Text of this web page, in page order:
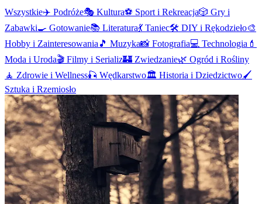
Wszystkie✈️ Podróże🎭 Kultura⚽ Sport i Rekreacja🎲 Gry i
Zabawki🍳 Gotowanie📚 Literatura💃 Taniec🛠️ DIY i Rękodzieło🎨
Hobby i Zainteresowania 🎵 Muzyka📸 Fotografia💻 Technologia 💄
Moda i Uroda🎬 Filmy i Serializ🏰 Zwiedzanie🌿 Ogród i Rośliny
🧘 Zdrowie i Wellness🎣 Wędkarstwo🏛️ Historia i Dziedzictwo🖌️
Sztuka i Rzemiosło